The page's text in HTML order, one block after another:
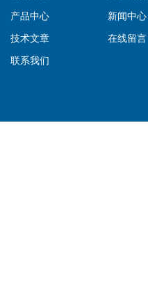
产品中心
新闻中心
技术文章
在线留言
联系我们